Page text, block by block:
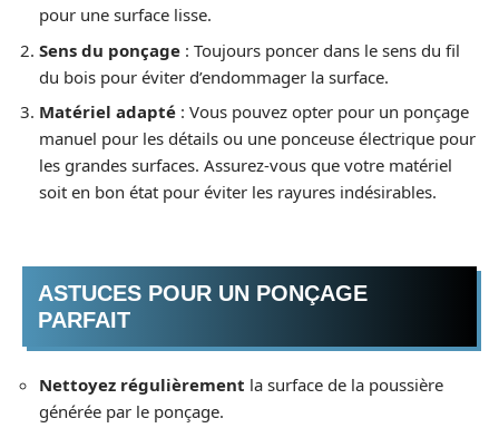
pour une surface lisse.
Sens du ponçage : Toujours poncer dans le sens du fil
du bois pour éviter d’endommager la surface.
Matériel adapté : Vous pouvez opter pour un ponçage
manuel pour les détails ou une ponceuse électrique pour
les grandes surfaces. Assurez-vous que votre matériel
soit en bon état pour éviter les rayures indésirables.
ASTUCES POUR UN PONÇAGE
PARFAIT
Nettoyez régulièrement la surface de la poussière
générée par le ponçage.